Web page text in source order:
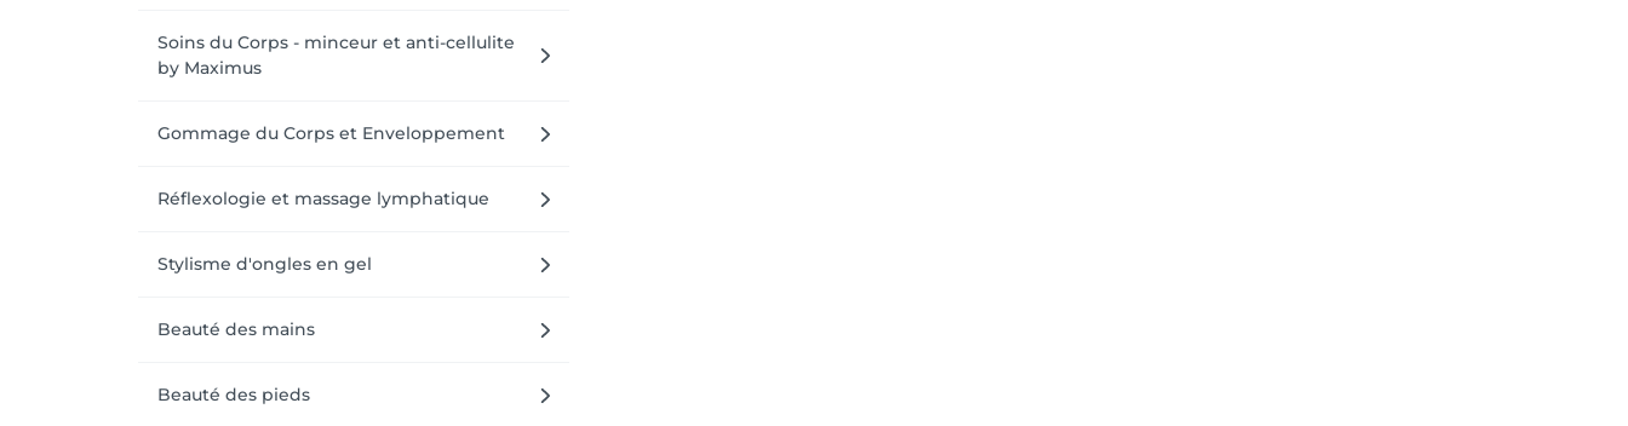
Soins du Corps - minceur et anti-cellulite
by Maximus
Gommage du Corps et Enveloppement
Réflexologie et massage lymphatique
Stylisme d'ongles en gel
Beauté des mains
Beauté des pieds